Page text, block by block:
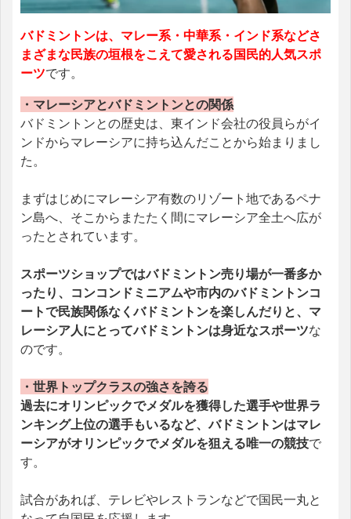
バドミントンは、マレー系・中華系・インド系などさ
まざまな民族の垣根をこえて愛される国民的人気スポ
ーツです。
・マレーシアとバドミントンとの関係
バドミントンとの歴史は、東インド会社の役員らがイ
ンドからマレーシアに持ち込んだことから始まりまし
た。
まずはじめにマレーシア有数のリゾート地であるペナ
ン島へ、そこからまたたく間にマレーシア全土へ広が
ったとされています。
スポーツショップではバドミントン売り場が一番多か
ったり、コンコンドミニアムや市内のバドミントンコ
ートで民族関係なくバドミントンを楽しんだりと、マ
レーシア人にとってバドミントンは身近なスポーツな
のです。
・世界トップクラスの強さを誇る
過去にオリンピックでメダルを獲得した選手や世界ラ
ンキング上位の選手もいるなど、バドミントンはマレ
ーシアがオリンピックでメダルを狙える唯一の競技で
す。
試合があれば、テレビやレストランなどで国民一丸と